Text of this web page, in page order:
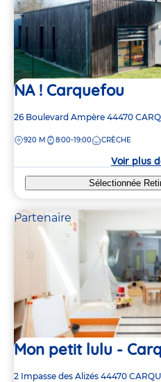
NA ! Carquefou
Adresse
la
26 Boulevard Ampère 44470
DISTANCE
920 M 8:00-19:00 CRÈCHE
Voir plus
Sélectionnée
Partenaire
Mon petit lulu -
Adresse
2 Impasse des Alizés 44470